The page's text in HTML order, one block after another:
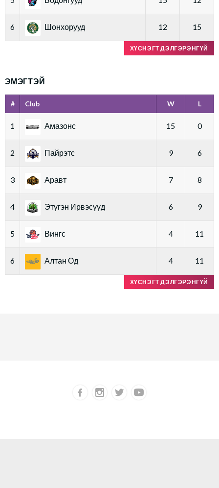
6 Шонхорууд 12 15
ХҮСНЭГТ ДЭЛГЭРЭНГҮЙ
ЭМЭГТЭЙ
# Club W L
1 Амазонс 15 0
2 Пайрэтс 9 6
3 Аравт 7 8
4 Этүгэн Ирвэсүүд 6 9
5 Вингс 4 11
6 Алтан Од 4 11
ХҮСНЭГТ ДЭЛГЭРЭНГҮЙ